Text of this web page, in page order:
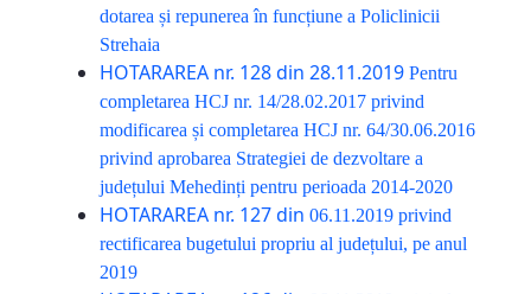
dotarea și repunerea în funcțiune a Policlinicii
Strehaia
HOTARAREA nr. 128 din 28.11.2019 Pentru
completarea HCJ nr. 14/28.02.2017 privind
modificarea și completarea HCJ nr. 64/30.06.2016
privind aprobarea Strategiei de dezvoltare a
județului Mehedinți pentru perioada 2014-2020
HOTARAREA nr. 127 din 06.11.2019 privind
rectificarea bugetului propriu al județului, pe anul
2019